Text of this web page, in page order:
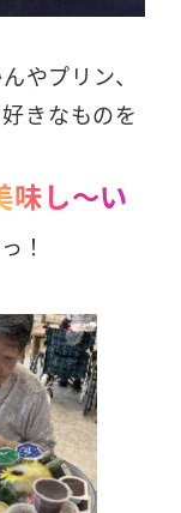
やプリン、
きなものを
味し～い
！